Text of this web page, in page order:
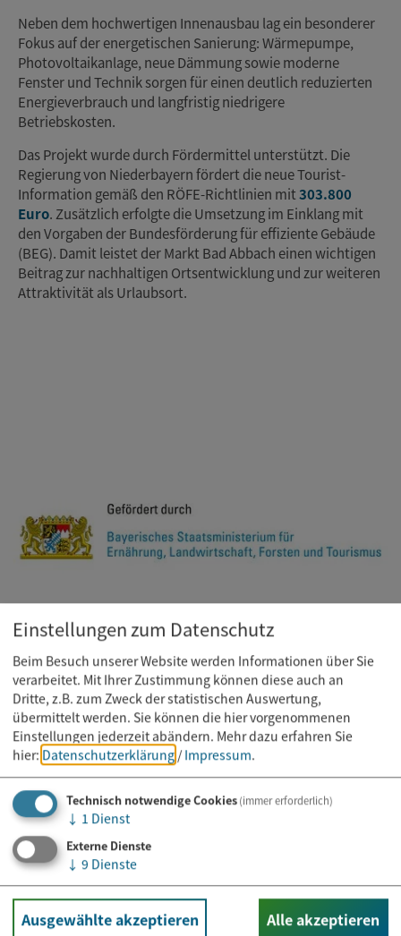
Neben dem hochwertigen Innenausbau lag ein besonderer
Fokus auf der energetischen Sanierung: Wärmepumpe,
Photovoltaikanlage, neue Dämmung sowie moderne
Fenster und Technik sorgen für einen deutlich reduzierten
Energieverbrauch und langfristig niedrigere
Betriebskosten.
Das Projekt wurde durch Fördermittel unterstützt. Die
Regierung von Niederbayern fördert die neue Tourist-
Information gemäß den RÖFE-Richtlinien mit303.800
Euro. Zusätzlich erfolgte die Umsetzung im Einklang mit
den Vorgaben der Bundesförderung für effiziente Gebäude
(BEG). Damit leistet der Markt Bad Abbach einen wichtigen
Beitrag zur nachhaltigen Ortsentwicklung und zur weiteren
Attraktivität als Urlaubsort.
Newsletter abonnieren
E-Mail*
Einstellungen zum Datenschutz
Beim Besuch unserer Website werden Informationen über Sie
verarbeitet. Mit Ihrer Zustimmung können diese auch an
Dritte, z.B. zum Zweck der statistischen Auswertung,
übermittelt werden. Sie können die hier vorgenommenen
Einstellungen jederzeit abändern. Mehr dazu erfahren Sie
hier: Datenschutzerklärung / Impressum.
Technisch notwendige Cookies(immer erforderlich)
↓ 1 Dienst
Externe Dienste
↓ 9 Dienste
Ausgewählte akzeptieren Alle akzeptieren